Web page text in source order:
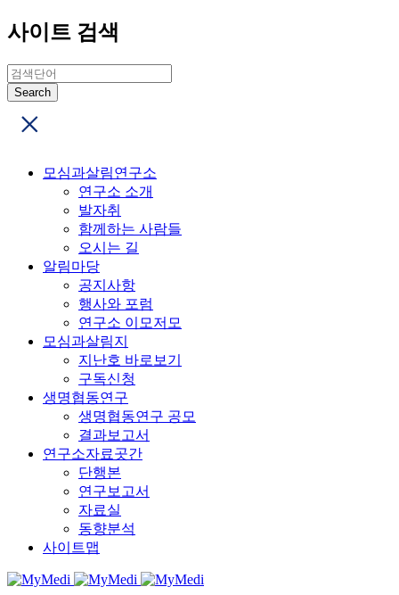
사이트 검색
모심과살림연구소
연구소 소개
발자취
함께하는 사람들
오시는 길
알림마당
공지사항
행사와 포럼
연구소 이모저모
모심과살림지
지난호 바로보기
구독신청
생명협동연구
생명협동연구 공모
결과보고서
연구소자료곳간
단행본
연구보고서
자료실
동향분석
사이트맵